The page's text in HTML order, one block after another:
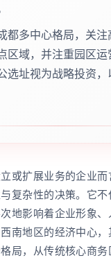
都多中心格局，关注
区域，并注重园区运
选址视为战略投资，
或扩展业务的企业
复杂性的决策。它
地影响着企业形象
南地区的经济中心
局，从传统核心商